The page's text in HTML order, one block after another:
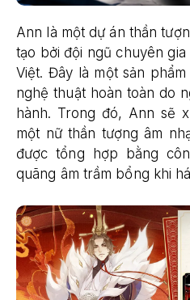
Ann là một dự án thần
tạo bởi đội ngũ chuyên
Việt. Đây là một sản
nghệ thuật hoàn toàn do
hành. Trong đó, Ann sẽ
một nữ thần tượng âm
được tổng hợp bằng
quãng âm trầm bổng khi